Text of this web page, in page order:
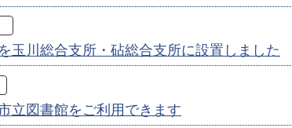
玉川総合支所・砧総合支所に設置しました
立図書館をご利用できます